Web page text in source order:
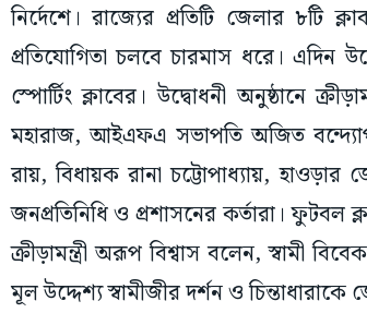
নির্দেশে। রাজ্যের প্রতিটি জেলার ৮টি
প্রতিযোগিতা চলবে চারমাস ধরে। এদিন
স্পোর্টিং ক্লাবের। উদ্বোধনী অনুষ্ঠানে
মহারাজ, আইএফএ সভাপতি অজিত
রায়, বিধায়ক রানা চট্টোপাধ্যায়,
জনপ্রতিনিধি ও প্রশাসনের কর্তারা। ফুটবল
ক্রীড়ামন্ত্রী অরূপ বিশ্বাস বলেন, স্বামী
মূল উদ্দেশ্য স্বামীজীর দর্শন ও